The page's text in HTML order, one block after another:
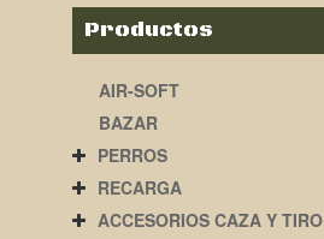
Productos
AIR-SOFT
BAZAR
PERROS
RECARGA
ACCESORIOS CAZA Y TIRO